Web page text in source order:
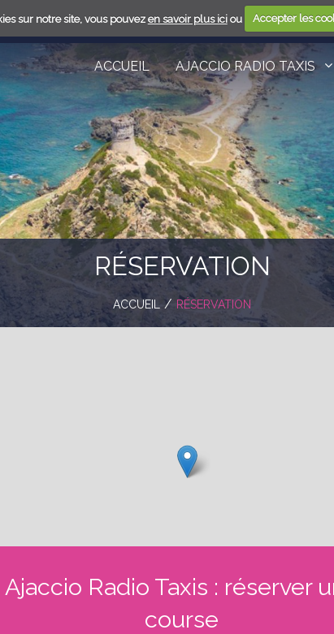
sur notre site, vous pouvez en savoir plus iciou Accepter les
ACCUEIL AJACCIO RADIO TAXIS
RÉSERVATION
ACCUEIL RÉSERVATION
Ajaccio Radio Taxis : réserver
course